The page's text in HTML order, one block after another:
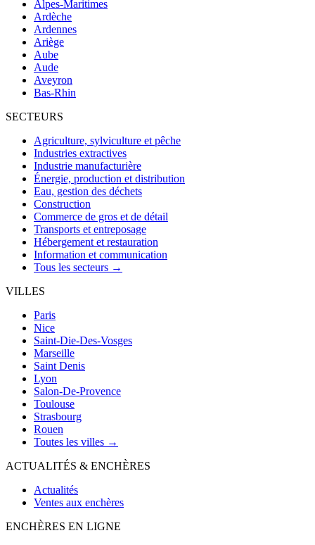
Alpes-Maritimes
Ardèche
Ardennes
Ariège
Aube
Aude
Aveyron
Bas-Rhin
SECTEURS
Agriculture, sylviculture et pêche
Industries extractives
Industrie manufacturière
Énergie, production et distribution
Eau, gestion des déchets
Construction
Commerce de gros et de détail
Transports et entreposage
Hébergement et restauration
Information et communication
Tous les secteurs →
VILLES
Paris
Nice
Saint-Die-Des-Vosges
Marseille
Saint Denis
Lyon
Salon-De-Provence
Toulouse
Strasbourg
Rouen
Toutes les villes →
ACTUALITÉS & ENCHÈRES
Actualités
Ventes aux enchères
ENCHÈRES EN LIGNE